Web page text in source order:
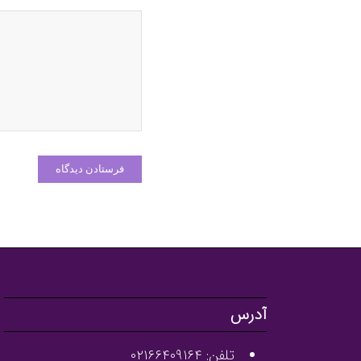
آدرس
تلفن: ۰۲۱۶۶۴۰۹۱۶۴